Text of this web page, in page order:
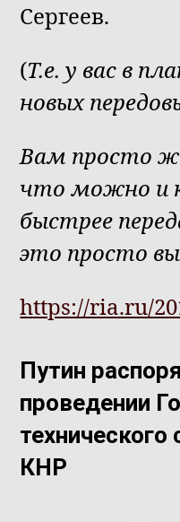
Сергеев.
(Т.е. у вас в
новых
Вам просто
что можно и
быстрее
это просто
https://ria.ru/
Путин
проведении
технического
КНР